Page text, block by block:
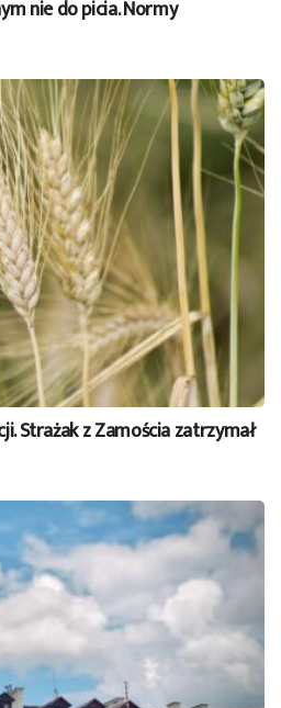
nie do picia. Normy
Strażak z Zamościa zatrzymał